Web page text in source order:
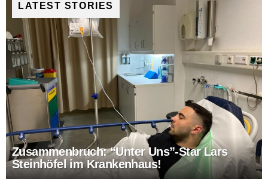
LATEST STORIES
Zusammenbruch: “Unter Uns”-Star Lars
Steinhöfel im Krankenhaus!